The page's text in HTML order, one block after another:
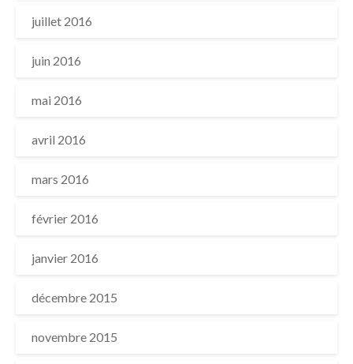
juillet 2016
juin 2016
mai 2016
avril 2016
mars 2016
février 2016
janvier 2016
décembre 2015
novembre 2015